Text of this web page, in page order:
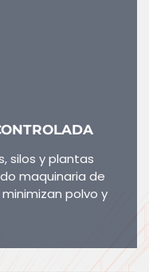
silos y plantas
maquinaria de
polvo y